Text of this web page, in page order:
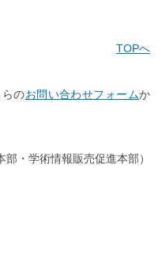
TOPへ
のお問い合わせフォームか
・学術情報販売促進本部）